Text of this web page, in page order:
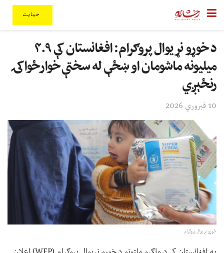
حمایت
د خوړو نړیوال پروګرام: افغانستان کې ۴.۹
میلیونه ماشومان او ښځې له سختې خوارځواکۍ
رنځېږي
10 فبروري 2026
خوړو نړیوال پروګرام